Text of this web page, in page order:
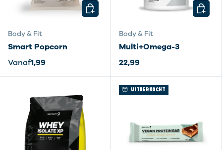
Body & Fit
Smart Popcorn
Vanaf1,99
KIES MOGELIJKHEDEN
Body & Fit
Multi+Omega-3
22,99
KIES
UITVERKOCHT